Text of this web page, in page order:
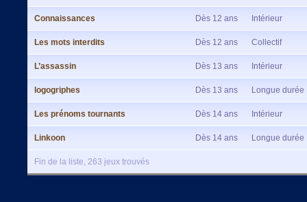
Fin de la liste, 263 jeux trouvés
Connaissances Dès 12 ans Intérieur
Les mots interdits Dès 12 ans Collectif
L’assassin Dès 13 ans Intérieur
logogriphes Dès 13 ans Longue durée
Les prénoms tournants Dès 14 ans Intérieur
Linkoon Dès 14 ans Longue durée